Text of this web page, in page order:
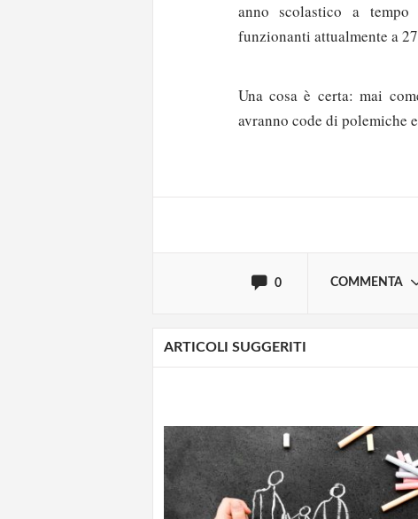
anno scolastico a
funzionanti attualmente a
Una cosa è certa: mai
avranno code di polemiche
0 COMMENTA
Solo gli utenti
ARTICOLI SUGGERITI